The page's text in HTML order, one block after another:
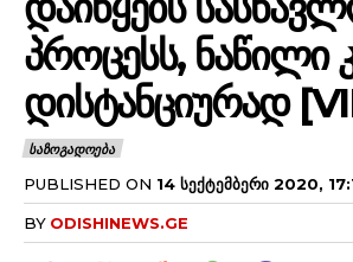
ᲞᲠᲝᲪᲔᲡᲡ, ᲜᲐᲬᲘᲚᲘ
ᲓᲘᲡᲢᲐᲜᲪᲘᲣᲠᲐᲓ
ᲡᲐᲖᲝᲒᲐᲓᲝᲔᲑᲐ
PUBLISHED ON 14 ᲡᲔᲥᲢᲔᲛᲑᲔᲠᲘ 2020,
BY ODISHINEWS.GE